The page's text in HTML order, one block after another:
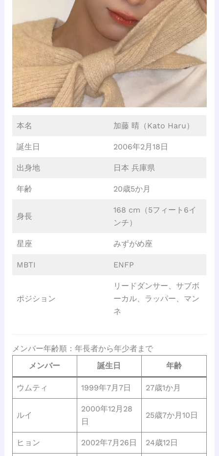
本名 加藤 晴（Kato Haru）
誕生日 2006年2月18日
出身地 日本 兵庫県
年齢 20歳5か月
身長
168 cm（5フィート6イ
ンチ）
星座 みずがめ座
MBTI ENFP
ポジション
リードダンサー、サブボ
ーカル、ラッパー、マン
ネ
メンバー年齢順：年長者から年少者まで
メンバー
誕生日 年齢
ウムティ 1999年7月7日 27歳1か月
ルイ
2000年12月28
日
25歳7か月10日
ヒョン 2002年7月26日 24歳12日